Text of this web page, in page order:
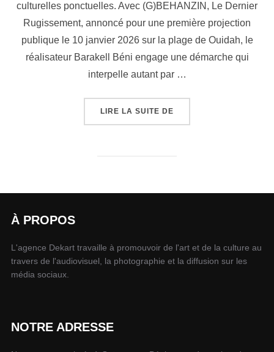
culturelles ponctuelles. Avec (G)BEHANZIN, Le Dernier
Rugissement, annoncé pour une première projection
publique le 10 janvier 2026 sur la plage de Ouidah, le
réalisateur Barakell Béni engage une démarche qui
interpelle autant par …
LIRE LA SUITE DE
À PROPOS
L'agence Dekart travaille à promouvoir de l'art et de la culture au
travers de l'audiovisuel, la photographie et la diffusion sur les
média sociaux.
NOTRE ADRESSE